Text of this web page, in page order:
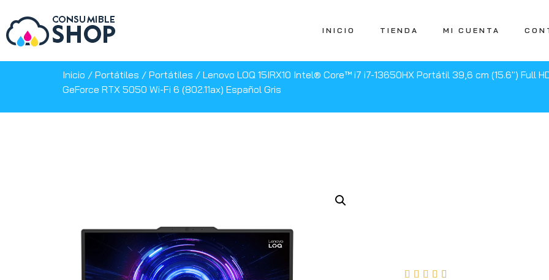
INICIO TIENDA MI CUENTA
Inicio / Portátiles / Portátiles / Lenovo LOQ 15IRX10 Intel® Core™ i7 i7-13650HX Portátil 39,6 cm (15.6″) Full
GeForce RTX 5050 Wi-Fi 6 (802.11ax) Español Gris
    